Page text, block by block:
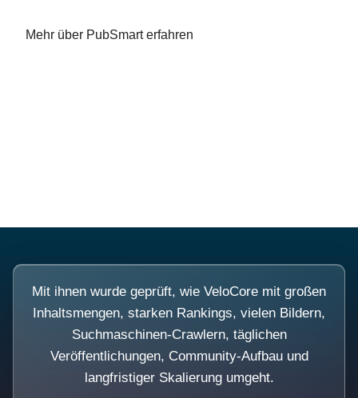
Mehr über PubSmart erfahren
Mit ihnen wurde geprüft, wie VeloCore mit großen
Inhaltsmengen, starken Rankings, vielen Bildern,
Suchmaschinen-Crawlern, täglichen
Veröffentlichungen, Community-Aufbau und
langfristiger Skalierung umgeht.